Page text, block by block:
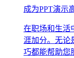
成为PPT演示
在职场和生活
涯加分。无论
巧都能帮助您